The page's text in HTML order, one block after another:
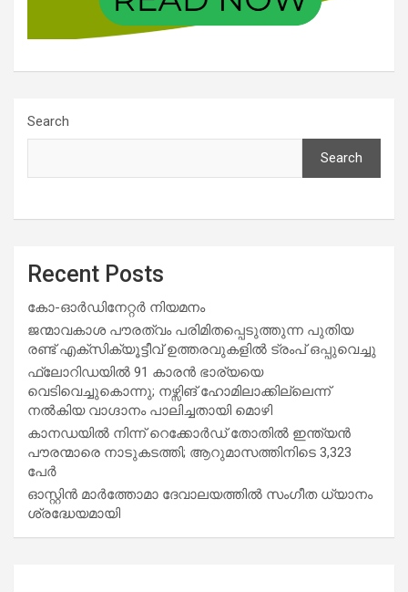
Search
Search
Recent Posts
കോ-ഓർഡിനേറ്റർ നിയമനം
ജന്മാവകാശ പൗരത്വം പരിമിതപ്പെടുത്തുന്ന പുതിയ
രണ്ട് എക്സിക്യൂട്ടീവ് ഉത്തരവുകളിൽ ട്രംപ് ഒപ്പുവെച്ചു
ഫ്ലോറിഡയിൽ 91 കാരൻ ഭാര്യയെ
വെടിവെച്ചുകൊന്നു; നഴ്സിങ് ഹോമിലാക്കില്ലെന്ന്
നൽകിയ വാഗ്ദാനം പാലിച്ചതായി മൊഴി
കാനഡയിൽ നിന്ന് റെക്കോർഡ് തോതിൽ ഇന്ത്യൻ
പൗരന്മാരെ നാടുകടത്തി; ആറുമാസത്തിനിടെ 3,323
പേർ
ഓസ്റ്റിൻ മാർത്തോമാ ദേവാലയത്തിൽ സംഗീത ധ്യാനം
ശ്രദ്ധേയമായി